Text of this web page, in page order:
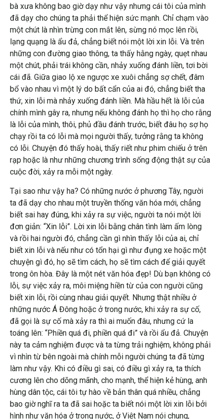
bà xưa không bao giờ dạy như vậy nhưng cái tôi của mình
đã dạy cho chúng ta phải thể hiện sức mạnh. Chỉ chạm vào
một chút là nhìn trừng con mắt lên, sừng nó mọc lên rồi,
lạng quạng là ẩu đả, chẳng biết nói một lời xin lỗi. Và trên
những con đường giao thông, ta thấy hằng ngày, quẹt nhau
một chút, phải trái không cần, nhảy xuống đánh liền, tơi bời
cái đã. Giữa giao lộ xe ngược xe xuôi chẳng sợ chết, đâm
bổ vào nhau vì một lý do bất cẩn của ai đó, chẳng biết tha
thứ, xin lỗi mà nhảy xuống đánh liền. Mà hầu hết là lỗi của
chính mình gây ra, nhưng nếu không đánh họ thì họ cho rằng
là lỗi của mình, thôi, phủ đầu đánh trước, biết đâu họ sợ họ
chạy rồi ta có lỗi mà mọi người thấy, tưởng rằng ta không
có lỗi. Chuyện đó thấy hoài, thấy riết như phim chiếu ở trên
rạp hoặc là như những chương trình sống động thật sự của
cuộc đời, xảy ra mỗi một ngày.
Tại sao như vậy ha? Có những nước ở phương Tây, người
ta đã dạy cho nhau một truyền thống văn hóa mới, chẳng
biết sai hay đúng, khi xảy ra sự việc, người ta nói một lời
đơn giản: “Xin lỗi”. Lời xin lỗi bằng chân tình làm ấm lòng
và rồi hai người đó, chẳng cần gì nhìn thấy lỗi của ai, chỉ
biết xin lỗi và nếu như có tổn hại gì như đụng xe hoặc một
chuyện gì đó, họ sẽ tìm cách, họ sẽ tìm cách để giải quyết
trong ôn hòa. Đây là một nét văn hóa đẹp! Dù bạn không có
lỗi, sự việc xảy ra, môi miệng hiền từ của con người cũng
biết xin lỗi, rồi cùng nhau giải quyết. Nhưng thật nhiều ở
những nước Á Đông hoặc ở trong nước, khi xảy ra sự cố,
đã gọi là sự cố mà xảy ra thì ai muốn đâu, nhưng cứ la
toáng lên: “Phiền quá đi, phiền quá đi” và rồi ẩu đả. Chuyện
này ta cảm nghiệm được và ta từng trải nghiệm, không phải
vì nhìn từ bên ngoài mà chính mỗi người chúng ta đã từng
làm như vậy. Khi có điều gì sai, có điều gì xảy ra, ta thích
cương lên cho dõng mãnh, cho mạnh, thể hiện kẻ hùng, anh
hùng dân tộc, cái tôi tự hào về bản thân quá nhiều, chẳng
bao giờ nghĩ ra ta đã sai hoặc ta biết nói một lời xin lỗi bởi
hình như văn hóa ở trong nước, ở Việt Nam nói chung,